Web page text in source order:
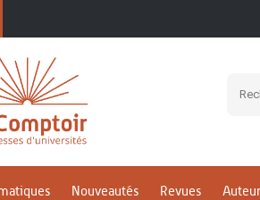
Nouveautés Revues